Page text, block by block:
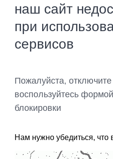
наш сайт
при
сервисов
Пожалуйста,
воспользуйтесь
блокировки
Нам нужно убедиться, что